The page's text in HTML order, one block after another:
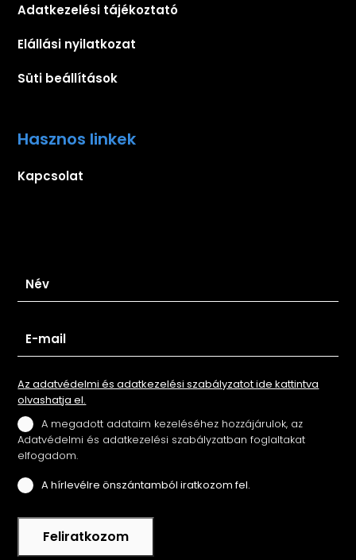
Adatkezelési tájékoztató
Elállási nyilatkozat
Süti beállítások
Hasznos linkek
Kapcsolat
Az adatvédelmi és adatkezelési szabályzatot ide kattintva
olvashatja el.
A megadott adataim kezeléséhez hozzájárulok, az
Adatvédelmi és adatkezelési szabályzatban foglaltakat
elfogadom.
A hírlevélre önszántamból iratkozom fel.
Feliratkozom